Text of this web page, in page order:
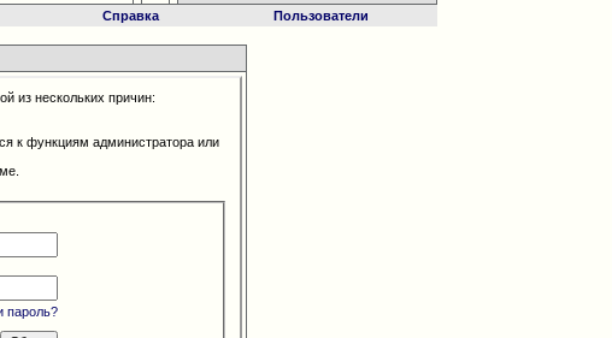
Справка Пользователи
из нескольких причин:
к функциям администратора или
пароль?